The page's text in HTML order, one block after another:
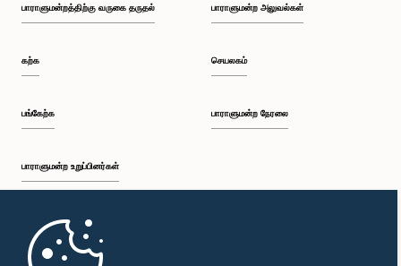
பாராளுமன்றத்திற்கு வருகை தருதல்
கற்க
பங்கேற்க
பாராளுமன்ற உறுப்பினர்கள்
முதற்பக்கம்
பாராளுமன்ற அலுவல்கள்
செயலகம்
பாராளுமன்ற நேரலை